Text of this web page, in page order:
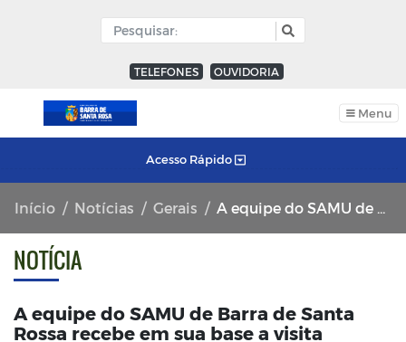
TELEFONES OUVIDORIA
Menu
Acesso Rápido
Início Notícias Gerais A equipe do SAMU de Barra de Santa Rossa recebe em sua base a visita técnica de alunos da cidade do Damião
NOTÍCIA
A equipe do SAMU de Barra de Santa
Rossa recebe em sua base a visita